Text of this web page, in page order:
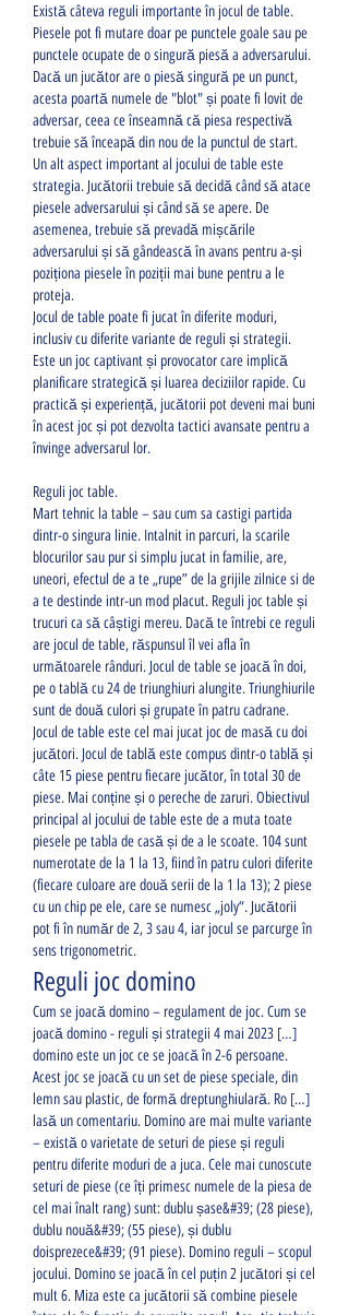
Există câteva reguli importante în jocul de table.
Piesele pot fi mutare doar pe punctele goale sau pe
punctele ocupate de o singură piesă a adversarului.
Dacă un jucător are o piesă singură pe un punct,
acesta poartă numele de "blot" și poate fi lovit de
adversar, ceea ce înseamnă că piesa respectivă
trebuie să înceapă din nou de la punctul de start.
Un alt aspect important al jocului de table este
strategia. Jucătorii trebuie să decidă când să atace
piesele adversarului și când să se apere. De
asemenea, trebuie să prevadă mișcările
adversarului și să gândească în avans pentru a-și
poziționa piesele în poziții mai bune pentru a le
proteja.
Jocul de table poate fi jucat în diferite moduri,
inclusiv cu diferite variante de reguli și strategii.
Este un joc captivant și provocator care implică
planificare strategică și luarea deciziilor rapide. Cu
practică și experiență, jucătorii pot deveni mai buni
în acest joc și pot dezvolta tactici avansate pentru a
învinge adversarul lor.
Reguli joc table.
Mart tehnic la table – sau cum sa castigi partida
dintr-o singura linie. Intalnit in parcuri, la scarile
blocurilor sau pur si simplu jucat in familie, are,
uneori, efectul de a te „rupe” de la grijile zilnice si de
a te destinde intr-un mod placut. Reguli joc table și
trucuri ca să câștigi mereu. Dacă te întrebi ce reguli
are jocul de table, răspunsul îl vei afla în
următoarele rânduri. Jocul de table se joacă în doi,
pe o tablă cu 24 de triunghiuri alungite. Triunghiurile
sunt de două culori și grupate în patru cadrane.
Jocul de table este cel mai jucat joc de masă cu doi
jucători. Jocul de tablă este compus dintr-o tablă și
câte 15 piese pentru fiecare jucător, în total 30 de
piese. Mai conține și o pereche de zaruri. Obiectivul
principal al jocului de table este de a muta toate
piesele pe tabla de casă și de a le scoate. 104 sunt
numerotate de la 1 la 13, fiind în patru culori diferite
(fiecare culoare are două serii de la 1 la 13); 2 piese
cu un chip pe ele, care se numesc „joly“. Jucătorii
pot fi în număr de 2, 3 sau 4, iar jocul se parcurge în
sens trigonometric.
Reguli joc domino
Cum se joacă domino – regulament de joc. Cum se
joacă domino - reguli și strategii 4 mai 2023 […]
domino este un joc ce se joacă în 2-6 persoane.
Acest joc se joacă cu un set de piese speciale, din
lemn sau plastic, de formă dreptunghiulară. Ro […]
lasă un comentariu. Domino are mai multe variante
– există o varietate de seturi de piese și reguli
pentru diferite moduri de a juca. Cele mai cunoscute
seturi de piese (ce îți primesc numele de la piesa de
cel mai înalt rang) sunt: dublu șase&#39; (28 piese),
dublu nouă&#39; (55 piese), și dublu
doisprezece&#39; (91 piese). Domino reguli – scopul
jocului. Domino se joacă în cel puțin 2 jucători și cel
mult 6. Miza este ca jucătorii să combine piesele